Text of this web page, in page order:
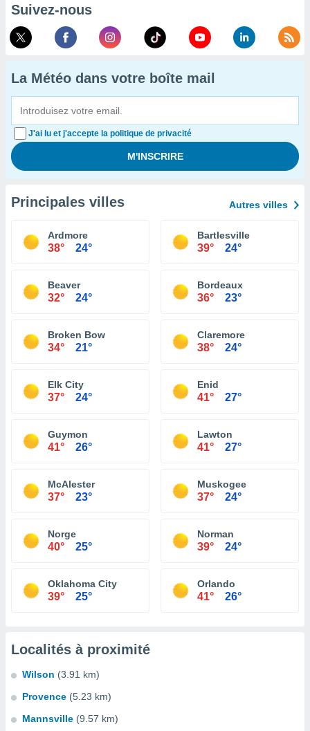
Suivez-nous
La Météo dans votre boîte mail
J'ai lu et j'accepte la politique de privacité
Principales villes Autres villes
Ardmore
38° 24°
Bartlesville
39° 24°
Beaver
32° 24°
Bordeaux
36° 23°
Broken Bow
34° 21°
Claremore
38° 24°
Elk City
37° 24°
Enid
41° 27°
Guymon
41° 26°
Lawton
41° 27°
McAlester
37° 23°
Muskogee
37° 24°
Norge
40° 25°
Norman
39° 24°
Oklahoma City
39° 25°
Orlando
41° 26°
Localités à proximité
Wilson (3.91 km)
Provence (5.23 km)
Mannsville (9.57 km)